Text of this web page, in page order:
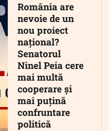
România are
nevoie de un
nou proiect
național?
Senatorul
Ninel Peia cere
mai multă
cooperare și
mai puțină
confruntare
politică